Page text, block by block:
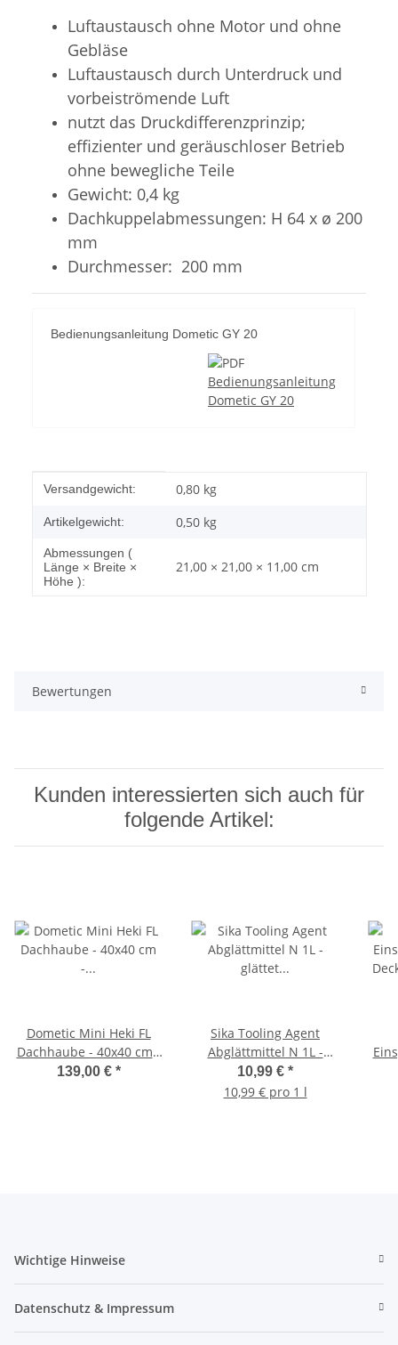
Luftaustausch ohne Motor und ohne
Gebläse
Luftaustausch durch Unterdruck und
vorbeiströmende Luft
nutzt das Druckdifferenzprinzip;
effizienter und geräuschloser Betrieb
ohne bewegliche Teile
Gewicht: 0,4 kg
Dachkuppelabmessungen: H 64 x ø 200
mm
Durchmesser: 200 mm
Bedienungsanleitung Dometic GY 20
Bedienungsanleitung
Dometic GY 20
Produkteigenschaft
Wert
Versandgewicht: 0,80 kg
Artikelgewicht: 0,50 kg
Abmessungen (
Länge × Breite ×
Höhe ):
21,00 × 21,00 × 11,00 cm
Bewertungen
Kunden interessierten sich auch für
folgende Artikel:
Dometic Mini Heki FL
Dachhaube - 40x40 cm -
Dachstärke 25-42mm -
139,00 € *
Sika Tooling Agent
Abglättmittel N 1L -
glättet frische Sikaflex-
Oberflächen
10,99 € *
10,99 € pro 1 l
Wichtige Hinweise
Datenschutz & Impressum